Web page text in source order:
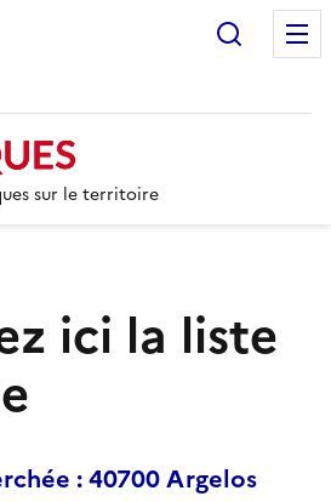
sur le territoire
ici la liste
: 40700 Argelos